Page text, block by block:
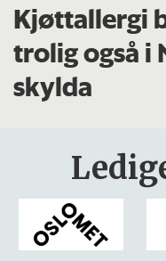
Kjøttallergi
trolig også i
skylda